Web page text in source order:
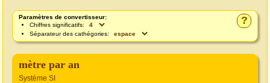
?
Paramètres de convertisseur:
Chiffres significatifs:
Séparateur des cathégories:
mètre par an
Système SI